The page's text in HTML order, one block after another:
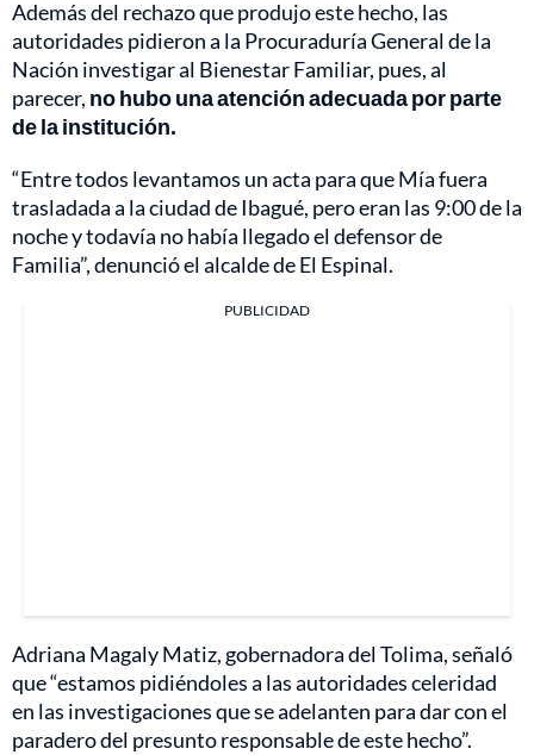
Además del rechazo que produjo este hecho, las
autoridades pidieron a la Procuraduría General de la
Nación investigar al Bienestar Familiar, pues, al
parecer, no hubo una atención adecuada por parte
de la institución.
“Entre todos levantamos un acta para que Mía fuera
trasladada a la ciudad de Ibagué, pero eran las 9:00 de la
noche y todavía no había llegado el defensor de
Familia”, denunció el alcalde de El Espinal.
PUBLICIDAD
Adriana Magaly Matiz, gobernadora del Tolima, señaló
que “estamos pidiéndoles a las autoridades celeridad
en las investigaciones que se adelanten para dar con el
paradero del presunto responsable de este hecho”.